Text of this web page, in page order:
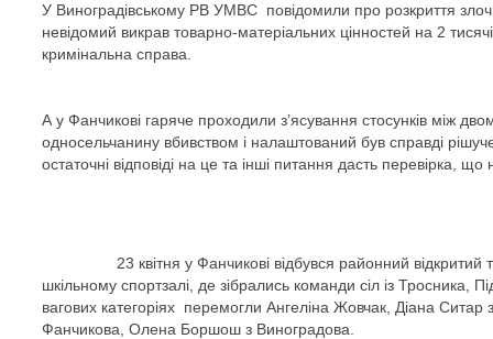
У Виноградівському РВ УМВС повідомили про розкриття
невідомий викрав товарно-матеріальних цінностей на 2
кримінальна справа.
А у Фанчикові гаряче проходили з’ясування стосунків між
односельчанину вбивством і налаштований був справді
остаточні відповіді на це та інші питання дасть перевірка, що
23 квітня у Фанчикові відбувся районний відкритий
шкільному спортзалі, де зібрались команди сіл із
вагових категоріях перемогли Ангеліна Жовчак, Діана
Фанчикова, Олена Боршош з Виноградова.